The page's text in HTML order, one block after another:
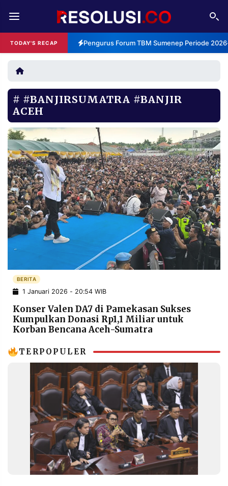
TODAY'S RECAP Pengurus Forum TBM Sumenep Periode
REDAKSI TENTANG
RESOLUSI IKLAN
RUBRIKASI
EDITORIAL
FINANSIA PERSONA
DAERAH NASIONAL
MANCA SPORT
INFORMASI
PRIVACY
POLICY
KIRIM
TULISAN
PENGADUAN
OF
KAMI
RESOLUSI
MEDIA
PRAMUDITA
#BANJIRSUMATRA #BANJIR
ACEH
BERITA
1 Januari 2026 - 20:54 WIB
Konser Valen DA7 di Pamekasan Sukses
Kumpulkan Donasi Rp1,1 Miliar untuk
Korban Bencana Aceh-Sumatra
TERPOPULER